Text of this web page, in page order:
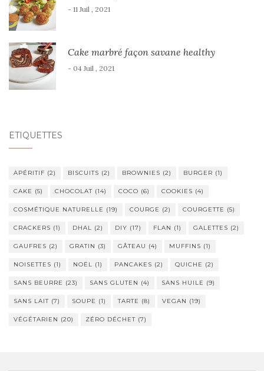
- 11 Juil , 2021
Cake marbré façon savane healthy
- 04 Juil , 2021
ÉTIQUETTES
APÉRITIF (2) BISCUITS (2) BROWNIES (2) BURGER (1)
CAKE (5) CHOCOLAT (14) COCO (6) COOKIES (4)
COSMÉTIQUE NATURELLE (19) COURGE (2) COURGETTE (5)
CRACKERS (1) DHAL (2) DIY (17) FLAN (1) GALETTES (2)
GAUFRES (2) GRATIN (3) GÂTEAU (4) MUFFINS (1)
NOISETTES (1) NOËL (1) PANCAKES (2) QUICHE (2)
SANS BEURRE (23) SANS GLUTEN (4) SANS HUILE (9)
SANS LAIT (7) SOUPE (1) TARTE (8) VEGAN (19)
VÉGÉTARIEN (20) ZÉRO DÉCHET (7)